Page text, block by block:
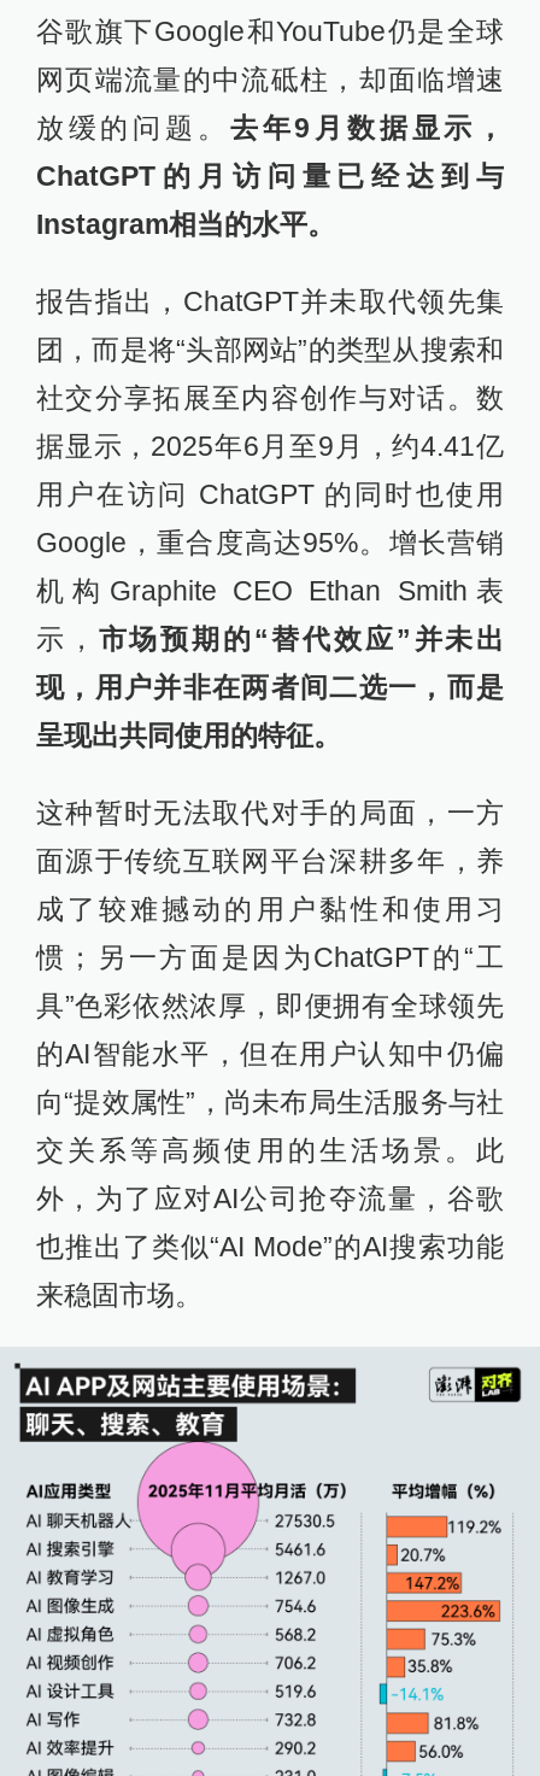
谷歌旗下Google和YouTube仍是全球
网页端流量的中流砥柱，却面临增速
放缓的问题。 去年9月数据显示，
ChatGPT的月访问量已经达到与
Instagram相当的水平。
报告指出，ChatGPT并未取代领先集
团，而是将“头部网站”的类型从搜索和
社交分享拓展至内容创作与对话。数
据显示，2025年6月至9月，约4.41亿
用户在访问 ChatGPT 的同时也使用
Google，重合度高达95%。增长营销
机构Graphite CEO Ethan Smith表
示， 市场预期的“替代效应”并未出
现，用户并非在两者间二选一，而是
呈现出共同使用的特征。
这种暂时无法取代对手的局面，一方
面源于传统互联网平台深耕多年，养
成了较难撼动的用户黏性和使用习
惯；另一方面是因为ChatGPT的“工
具”色彩依然浓厚，即便拥有全球领先
的AI智能水平，但在用户认知中仍偏
向“提效属性”，尚未布局生活服务与社
交关系等高频使用的生活场景。此
外，为了应对AI公司抢夺流量，谷歌
也推出了类似“AI Mode”的AI搜索功能
来稳固市场。